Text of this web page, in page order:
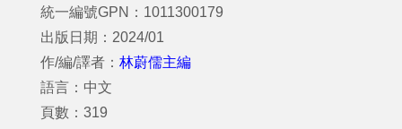
統一編號GPN：1011300179
出版日期：2024/01
作/編/譯者： 林蔚儒主編
語言：中文
頁數：319